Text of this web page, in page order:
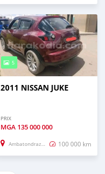
5
2011 NISSAN JUKE
PRIX
MGA 135 000 000
Ambatondrazaka 100 000 km